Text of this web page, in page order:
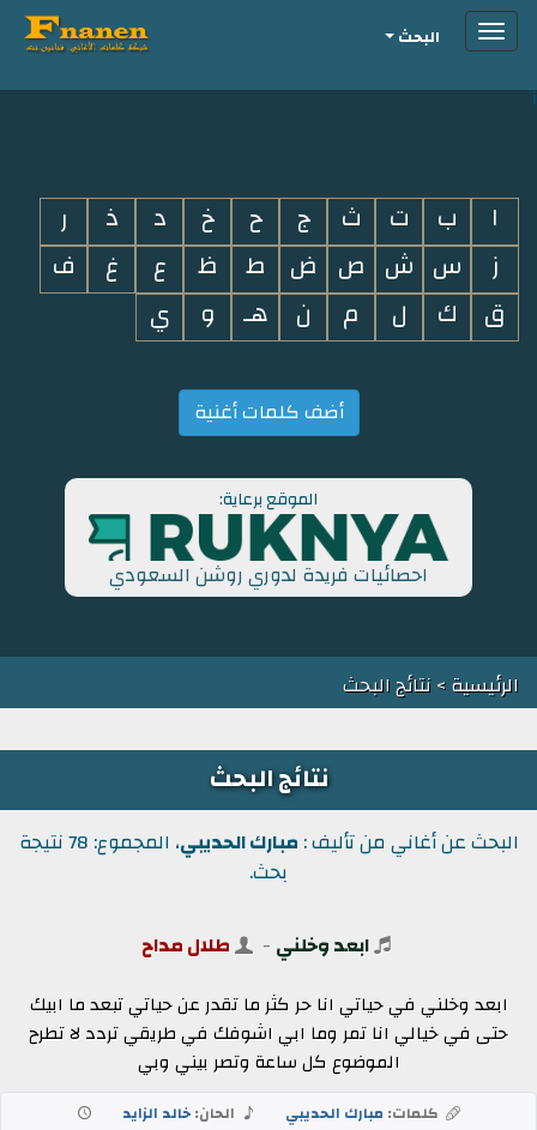
i
Toggleالبحث
ا ب ت ث ج ح خ د ذ
ر
ز
س ش ص ض ط ظ ع غ
ف
ق
ك ل م ن هـ و ي
أضف كلمات أغنية
الموقع برعاية:
احصائيات فريدة لدوري روشن السعودي
الرئيسية> نتائج البحث
نتائج البحث
البحث عن أغاني من تأليف : مبارك الحديبي
، المجموع: 78 نتيجة
بحث.
ابعد وخلني - طلال مداح
ابعد وخلني في حياتي انا حر كثر ما تقدر عن حياتي تبعد ما ابيك
حتى في خيالي انا تمر وما ابي اشوفك في طريقي تردد لا تطرح
الموضوع كل ساعة وتصر بيني وبي
كلمات: مبارك الحديبي الحان:خالد الزايد